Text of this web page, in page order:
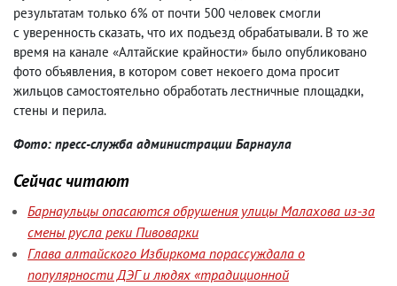
результатам только 6% от почти 500 человек смогли
с уверенность сказать, что их подъезд обрабатывали. В то же
время на канале «Алтайские крайности» было опубликовано
фото объявления, в котором совет некоего дома просит
жильцов самостоятельно обработать лестничные площадки,
стены и перила.
Фото: пресс-служба администрации Барнаула
Сейчас читают
Барнаульцы опасаются обрушения улицы Малахова из-за
смены русла реки Пивоварки
Глава алтайского Избиркома порассуждала о
популярности ДЭГ и людях «традиционной